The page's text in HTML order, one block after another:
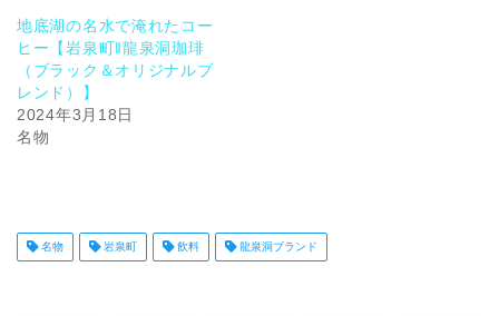
地底湖の名水で淹れたコー
ヒー【岩泉町‖龍泉洞珈琲
（ブラック＆オリジナルブ
レンド）】
2024年3月18日
名物
名物 岩泉町 飲料 龍泉洞ブランド